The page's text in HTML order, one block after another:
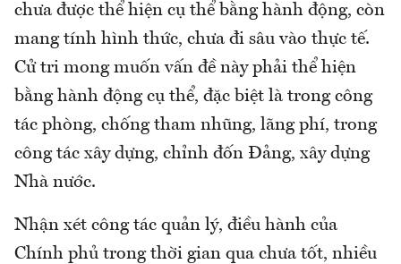
chưa được thể hiện cụ thể bằng hành động, còn
mang tính hình thức, chưa đi sâu vào thực tế.
Cử tri mong muốn vấn đề này phải thể hiện
bằng hành động cụ thể, đặc biệt là trong công
tác phòng, chống tham nhũng, lãng phí, trong
công tác xây dựng, chỉnh đốn Đảng, xây dựng
Nhà nước.
Nhận xét công tác quản lý, điều hành của
Chính phủ trong thời gian qua chưa tốt, nhiều